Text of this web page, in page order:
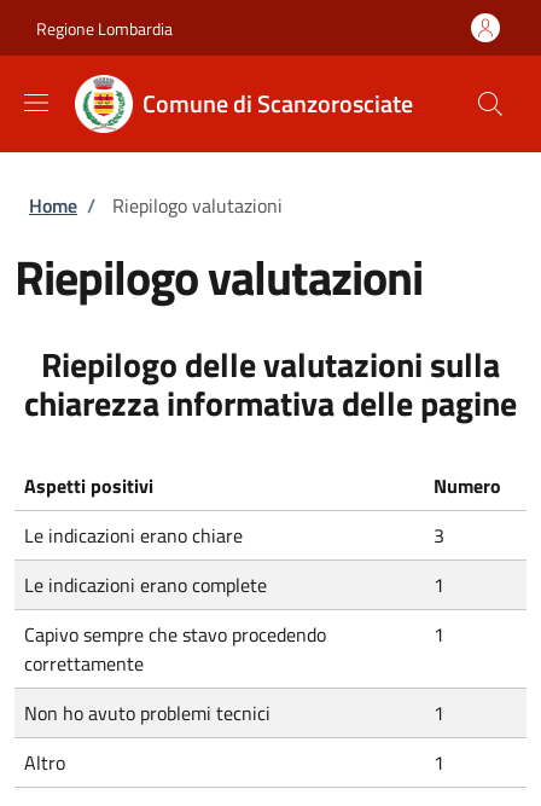
Regione Lombardia
Comune di Scanzorosciate
Briciole di pane
Home / Riepilogo valutazioni
Riepilogo valutazioni
Riepilogo delle valutazioni sulla
chiarezza informativa delle pagine
Aspetti positivi
Numero
Le indicazioni erano chiare
3
Le indicazioni erano complete
1
Capivo sempre che stavo procedendo
correttamente
1
Non ho avuto problemi tecnici
1
Altro
1